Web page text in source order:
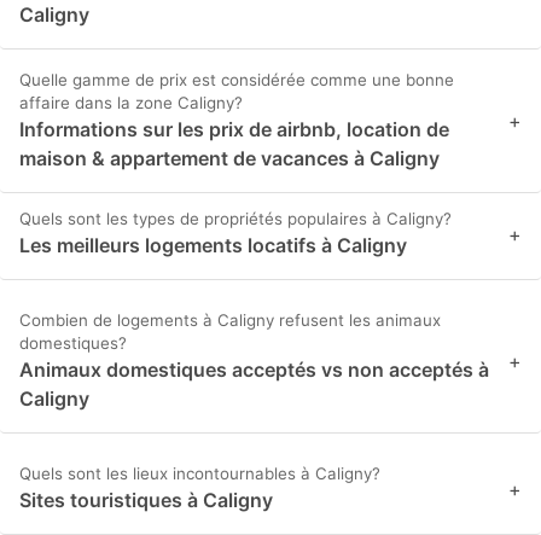
Caligny
Quelle gamme de prix est considérée comme une bonne
affaire dans la zone Caligny?
Informations sur les prix de airbnb, location de
maison & appartement de vacances à Caligny
+
Quels sont les types de propriétés populaires à Caligny?
Les meilleurs logements locatifs à Caligny +
Combien de logements à Caligny refusent les animaux
domestiques?
Animaux domestiques acceptés vs non acceptés à
Caligny
+
Quels sont les lieux incontournables à Caligny?
Sites touristiques à Caligny +